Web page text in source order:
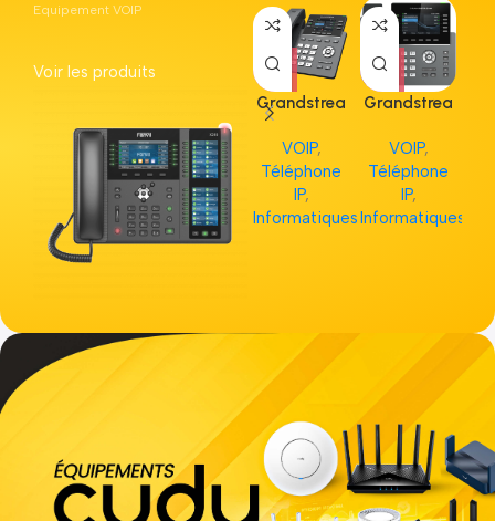
Equipement VOIP
Voir les produits
Grandstrea
m GRP2613
VOIP,
Téléphone
IP,
Informatiques
Grandstrea
VOIP,
Téléphone
IP,
Informatiques